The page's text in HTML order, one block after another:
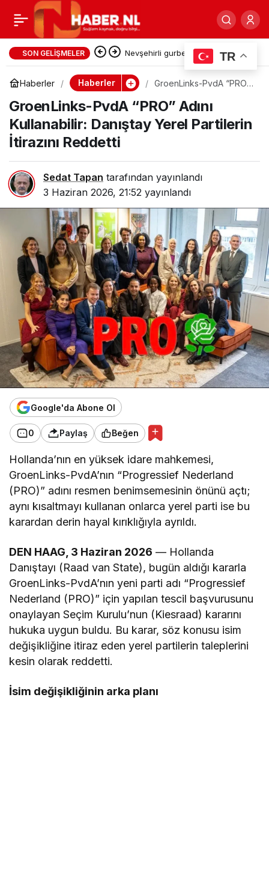
SON GELIŞMELER Nevşehirli gurbetçiler HGS
sistemindeki hatanın kurbanı
oldu: Ödediği ücreti görünce
şaşırdı, kaldı!
Haberler Haberler
GroenLinks-PvdA “PRO”
Danıştay Yerel Partilerin
İtirazını Reddetti
GroenLinks-PvdA “PRO” Adını
Kullanabilir: Danıştay Yerel Partilerin
İtirazını Reddetti
Sedat Tapan tarafından yayınlandı
3 Haziran 2026, 21:52 yayınlandı
Google'da Abone Ol
0 Paylaş Beğen
Hollanda’nın en yüksek idare mahkemesi,
GroenLinks-PvdA’nın “Progressief Nederland
(PRO)” adını resmen benimsemesinin önünü açtı;
aynı kısaltmayı kullanan onlarca yerel parti ise bu
karardan derin hayal kırıklığıyla ayrıldı.
DEN HAAG, 3 Haziran 2026 — Hollanda
Danıştayı (Raad van State), bugün aldığı kararla
GroenLinks-PvdA’nın yeni parti adı “Progressief
Nederland (PRO)” için yapılan tescil başvurusunu
onaylayan Seçim Kurulu’nun (Kiesraad) kararını
hukuka uygun buldu. Bu karar, söz konusu isim
değişikliğine itiraz eden yerel partilerin taleplerini
kesin olarak reddetti.
İsim değişikliğinin arka planı
Amsterdam’da yeni
koalisyon: Park ücretleri
yine artıyor, 10 bin park
yeri kaldırılıyor
0 Paylaş
TR